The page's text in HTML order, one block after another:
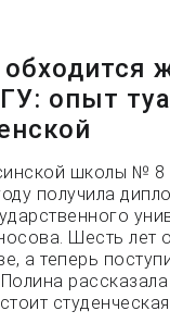
опыт
школы № 8
получила
Шесть лет
а теперь